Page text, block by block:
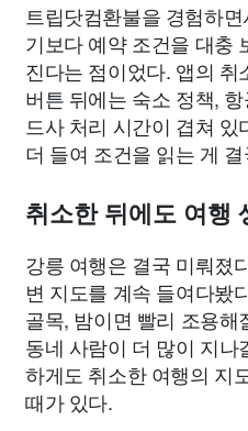
트립닷컴환불을 경험하
기보다 예약 조건을 대충
진다는 점이었다. 앱의 취
버튼 뒤에는 숙소 정책,
드사 처리 시간이 겹쳐
더 들여 조건을 읽는 게
취소한 뒤에도 여행
강릉 여행은 결국 미뤄졌
변 지도를 계속 들여다봤
골목, 밤이면 빨리 조용
동네 사람이 더 많이 지
하게도 취소한 여행의 지
때가 있다.